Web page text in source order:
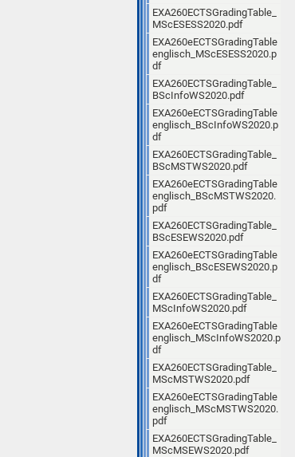
EXA260ECTSGradingTable_
MScESESS2020.pdf
EXA260eECTSGradingTable
englisch_MScESESS2020.p
df
EXA260ECTSGradingTable_
BScInfoWS2020.pdf
EXA260eECTSGradingTable
englisch_BScInfoWS2020.p
df
EXA260ECTSGradingTable_
BScMSTWS2020.pdf
EXA260eECTSGradingTable
englisch_BScMSTWS2020.
pdf
EXA260ECTSGradingTable_
BScESEWS2020.pdf
EXA260eECTSGradingTable
englisch_BScESEWS2020.p
df
EXA260ECTSGradingTable_
MScInfoWS2020.pdf
EXA260eECTSGradingTable
englisch_MScInfoWS2020.p
df
EXA260ECTSGradingTable_
MScMSTWS2020.pdf
EXA260eECTSGradingTable
englisch_MScMSTWS2020.
pdf
EXA260ECTSGradingTable_
MScMSEWS2020.pdf